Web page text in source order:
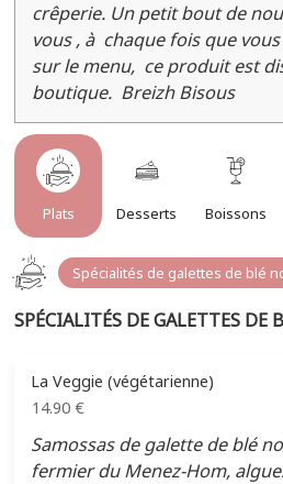
crêperie. Un petit bout de
vous , à chaque fois que
sur le menu, ce produit est
boutique. Breizh Bisous
Plats Desserts Boissons
spécialités de galettes de blé
SPÉCIALITÉS DE GALETTES DE
La Veggie (végétarienne)
14.90 €
Samossas de galette de blé
fermier du Menez-Hom,